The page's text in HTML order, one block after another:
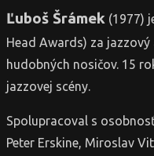
Ľuboš Šrámek (1977)
Head Awards) za
hudobných nosičov. 15
jazzovej scény.
Spolupracoval s
Peter Erskine, Miroslav